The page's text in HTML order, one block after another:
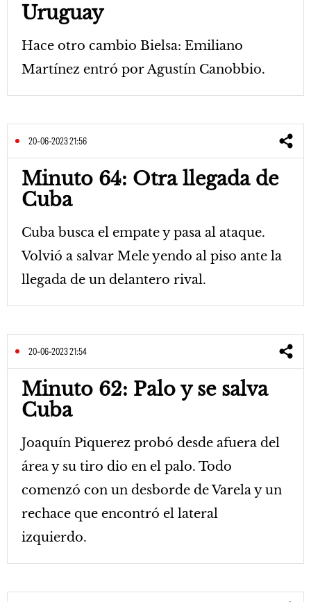
Uruguay
Hace otro cambio Bielsa: Emiliano
Martínez entró por Agustín Canobbio.
20-06-2023 21:56
Minuto 64: Otra llegada de
Cuba
Cuba busca el empate y pasa al ataque.
Volvió a salvar Mele yendo al piso ante la
llegada de un delantero rival.
20-06-2023 21:54
Minuto 62: Palo y se salva
Cuba
Joaquín Piquerez probó desde afuera del
área y su tiro dio en el palo. Todo
comenzó con un desborde de Varela y un
rechace que encontró el lateral
izquierdo.